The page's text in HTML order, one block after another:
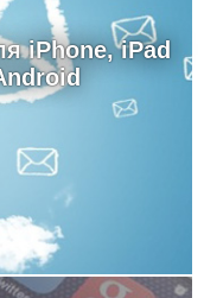
iPhone, iPad